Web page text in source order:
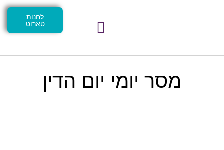
לחנות
טארוט
מסר יומי יום הדין